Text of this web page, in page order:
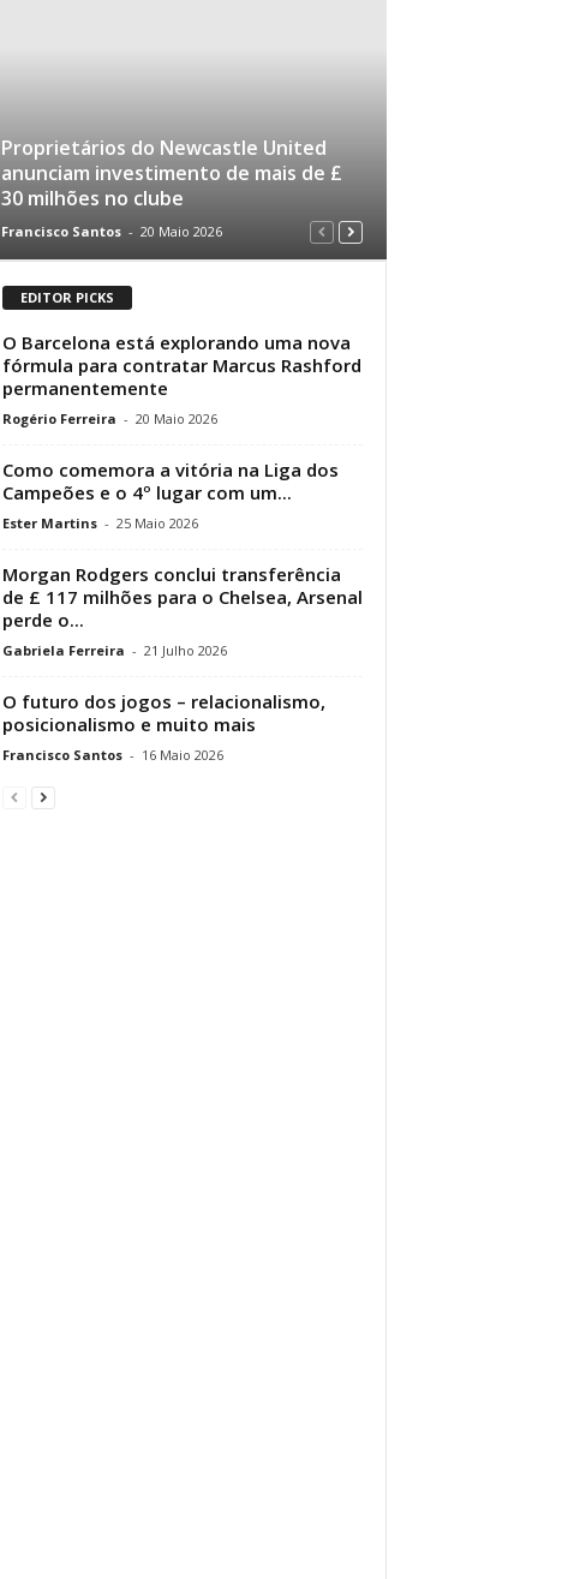
Proprietários do Newcastle United
anunciam investimento de mais de £
30 milhões no clube
Francisco Santos - 20 Maio 2026
EDITOR PICKS
O Barcelona está explorando uma nova
fórmula para contratar Marcus Rashford
permanentemente
Rogério Ferreira - 20 Maio 2026
Como comemora a vitória na Liga dos
Campeões e o 4º lugar com um...
Ester Martins - 25 Maio 2026
Morgan Rodgers conclui transferência
de £ 117 milhões para o Chelsea, Arsenal
perde o...
Gabriela Ferreira - 21 Julho 2026
O futuro dos jogos – relacionalismo,
posicionalismo e muito mais
Francisco Santos - 16 Maio 2026